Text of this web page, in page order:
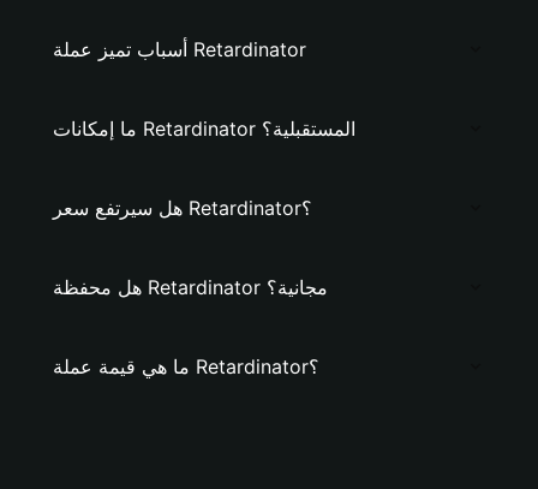
أسباب تميز عملة Retardinator
ما إمكانات Retardinator المستقبلية؟
هل سيرتفع سعر Retardinator؟
هل محفظة Retardinator مجانية؟
ما هي قيمة عملة Retardinator؟